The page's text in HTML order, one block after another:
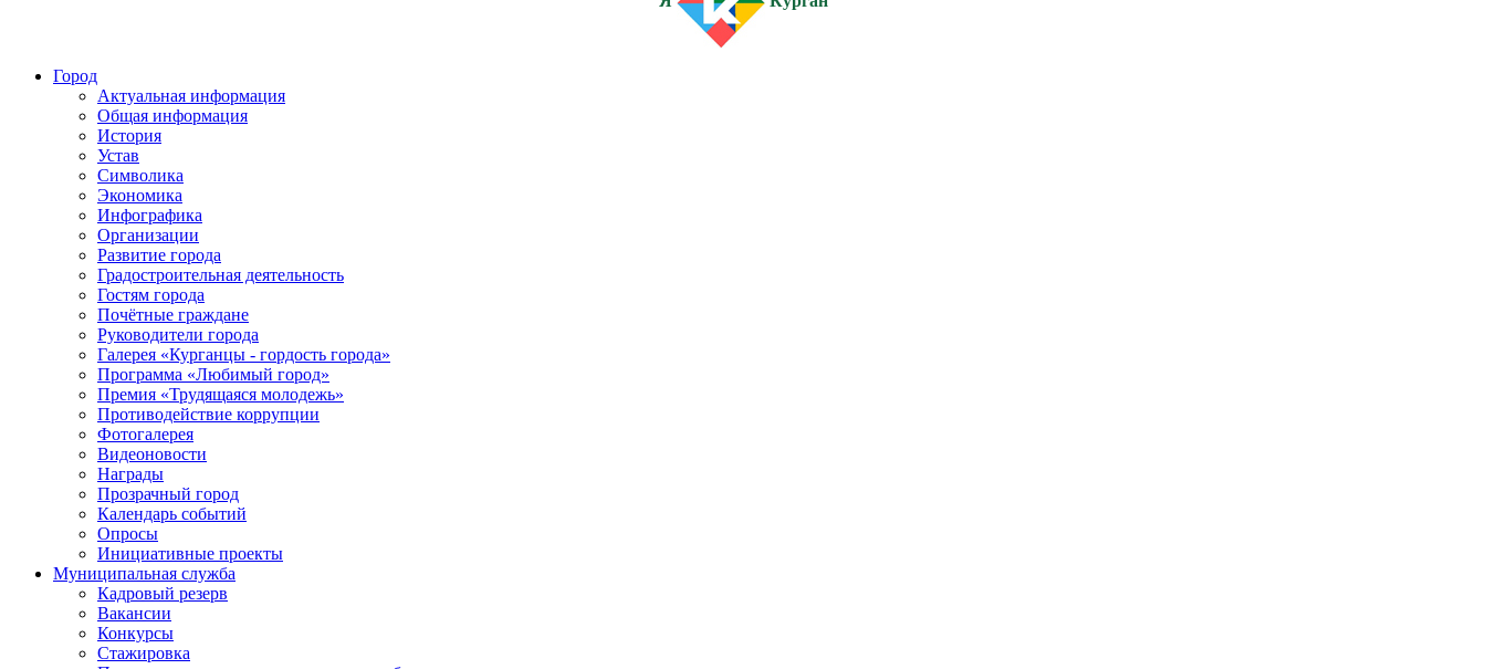
Город
Актуальная информация
Общая информация
История
Устав
Символика
Экономика
Инфографика
Организации
Развитие города
Градостроительная деятельность
Гостям города
Почётные граждане
Руководители города
Галерея «Курганцы - гордость города»
Программа «Любимый город»
Премия «Трудящаяся молодежь»
Противодействие коррупции
Фотогалерея
Видеоновости
Награды
Прозрачный город
Календарь событий
Опросы
Инициативные проекты
Муниципальная служба
Кадровый резерв
Вакансии
Конкурсы
Стажировка